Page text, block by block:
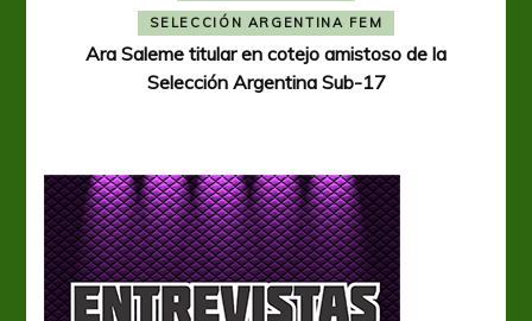
SELECCIÓN ARGENTINA FEM
Ara Saleme titular en cotejo amistoso de la
Selección Argentina Sub-17